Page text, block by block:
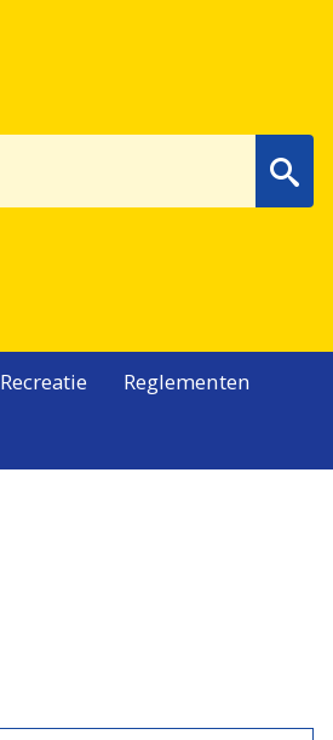
Recreatie Reglementen